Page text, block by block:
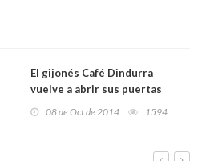
El gijonés Café Dindurra
vuelve a abrir sus puertas
08 de Oct de 2014 1594